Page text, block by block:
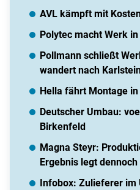
AVL kämpft mit
Polytec macht Werk
Pollmann schließt
wandert nach
Hella fährt Montage
Deutscher Umbau:
Birkenfeld
Magna Steyr:
Ergebnis legt dennoch
Infobox: Zulieferer im